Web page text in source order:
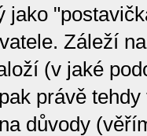
jako
Záleží
(v jaké
právě
důvody